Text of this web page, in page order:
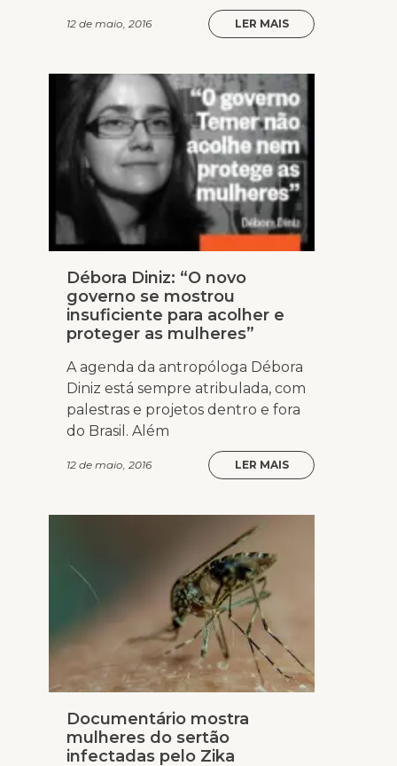
12 de maio, 2016 LER MAIS
Débora Diniz: “O novo
governo se mostrou
insuficiente para acolher e
proteger as mulheres”
A agenda da antropóloga Débora
Diniz está sempre atribulada, com
palestras e projetos dentro e fora
do Brasil. Além
12 de maio, 2016 LER MAIS
Documentário mostra
mulheres do sertão
infectadas pelo Zika